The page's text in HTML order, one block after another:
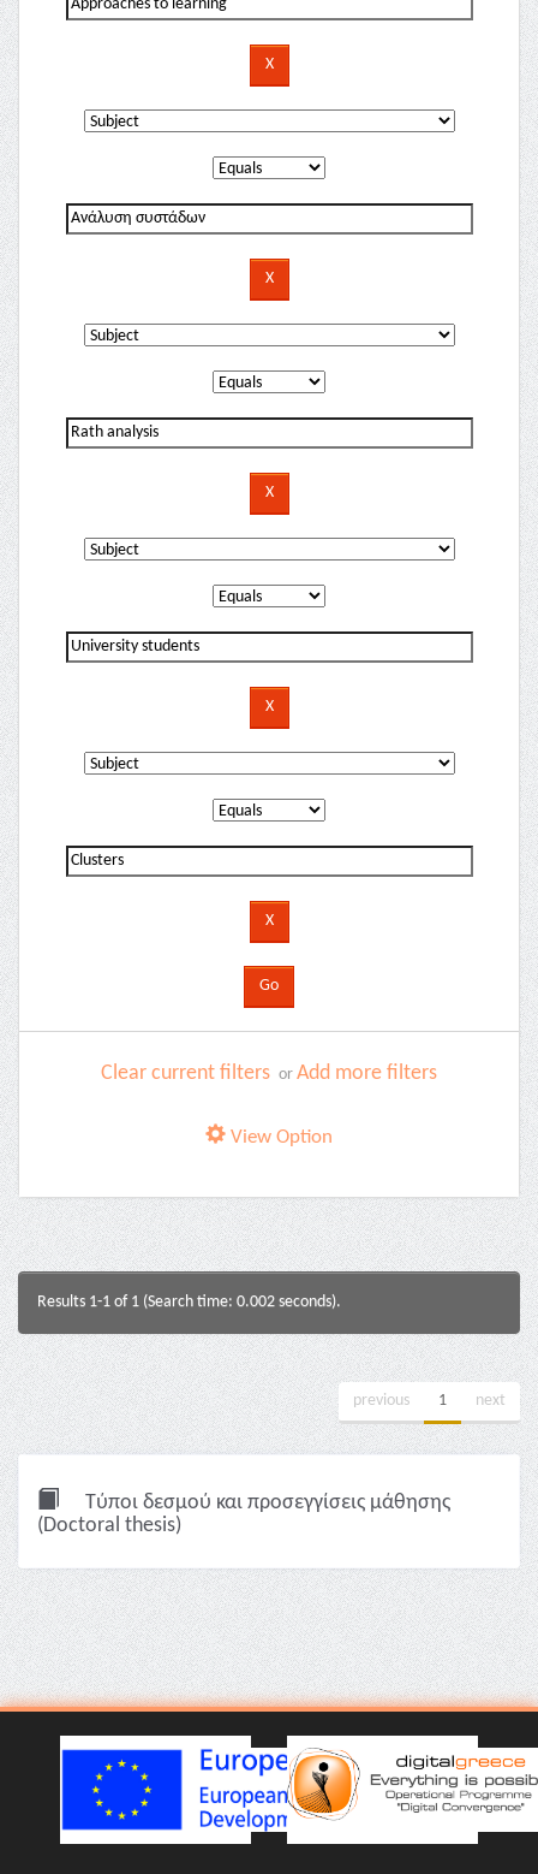
Clear current filters or Add more filters
View Option
Results 1-1 of 1 (Search time: 0.002 seconds).
previous 1 next
Τύποι δεσμού και προσεγγίσεις μάθησης
(Doctoral thesis)